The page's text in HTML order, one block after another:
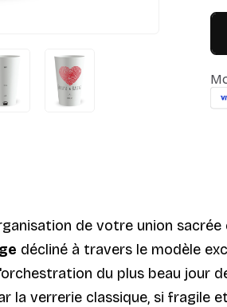
de votre union
décliné à travers le modèle
du plus beau jour
la verrerie classique, si